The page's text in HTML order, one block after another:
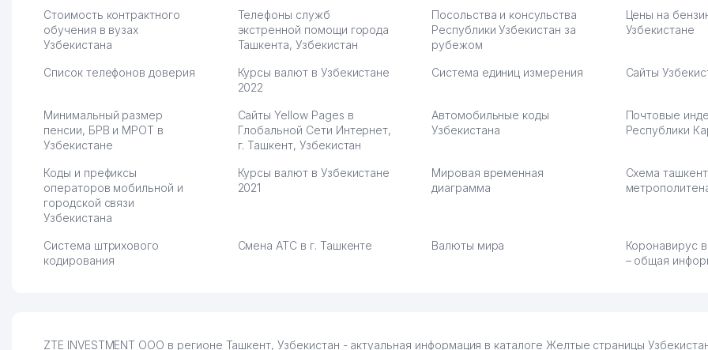
Стоимость контрактного
обучения в вузах
Узбекистана
Телефоны служб
экстренной помощи города
Ташкента, Узбекистан
Посольства и консульства
Республики Узбекистан за
рубежом
Цены на
Узбекистане
Список телефонов доверия
Курсы валют в Узбекистане
2022
Система единиц измерения Сайты
Минимальный размер
пенсии, БРВ и МРОТ в
Узбекистане
Сайты Yellow Pages в
Глобальной Сети Интернет,
г. Ташкент, Узбекистан
Автомобильные коды
Узбекистана
Почтовые
Республики
Коды и префиксы
операторов мобильной и
городской связи
Узбекистана
Курсы валют в Узбекистане
2021
Мировая временная
диаграмма
Схема
Система штрихового
кодирования
Смена АТС в г. Ташкенте Валюты мира
Коронавирус
– общая
ZTE INVESTMENT ООО в регионе Ташкент, Узбекистан - актуальная информация в каталоге Желтые страницы